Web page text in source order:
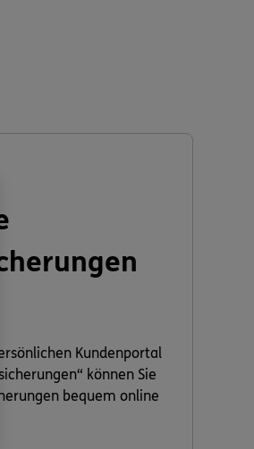
Kundenportal
können Sie
bequem online